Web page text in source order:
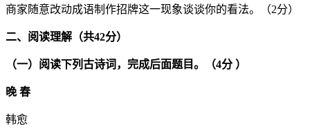
商家随意改动成语制作招牌这一现象谈谈你的看法。（2分）
二、阅读理解（共42分）
（一）阅读下列古诗词，完成后面题目。（4分 ）
晚 春
韩愈